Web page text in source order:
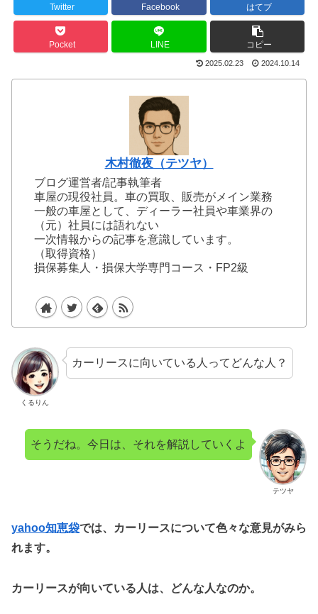
Twitter Facebook はてブ
Pocket LINE コピー
2025.02.23 2024.10.14
木村徹夜（テツヤ）
ブログ運営者/記事執筆者
車屋の現役社員。車の買取、販売がメイン業務
一般の車屋として、ディーラー社員や車業界の
（元）社員には語れない
一次情報からの記事を意識しています。
（取得資格）
損保募集人・損保大学専門コース・FP2級
くるりん
カーリースに向いている人ってどんな人？
テツヤ
そうだね。今日は、それを解説していくよ
yahoo知恵袋では、カーリースについて色々な意見がみら
れます。
カーリースが向いている人は、どんな人なのか。